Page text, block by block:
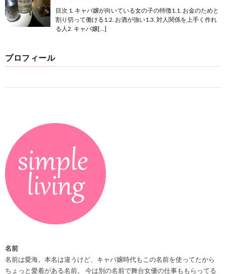
目次 1. キャバ嬢が向いている女の子の特徴1.1. お金のためと
割り切って働ける1.2. お酒が強い1.3. 対人関係を上手く作れ
る人2. キャバ嬢[…]
プロフィール
名前
名前は愛海。本名は違うけど、キャバ嬢時代もこの名前を使ってたから
ちょっと愛着がある名前。 今は別の名前で舞台女優の仕事ももらってる